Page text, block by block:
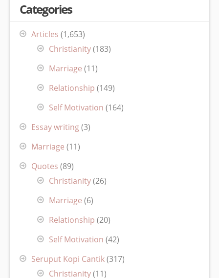
Categories
Articles (1,653)
Christianity(183)
Marriage (11)
Relationship (149)
Self Motivation (164)
Essay writing(3)
Marriage (11)
Quotes (89)
Christianity(26)
Marriage (6)
Relationship (20)
Self Motivation (42)
Seruput Kopi Cantik(317)
Christianity(11)